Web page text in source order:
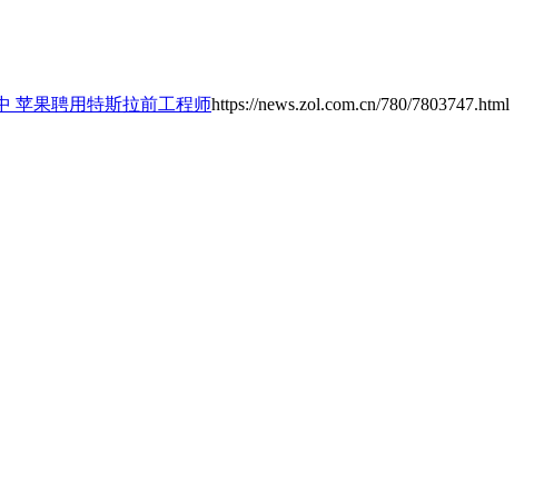
苹果聘用特斯拉前工程师https://news.zol.com.cn/780/7803747.html